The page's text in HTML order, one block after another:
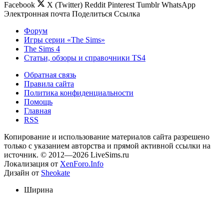
Facebook
X (Twitter) Reddit Pinterest Tumblr WhatsApp
Электронная почта Поделиться Ссылка
Форум
Игры серии «The Sims»
The Sims 4
Статьи, обзоры и справочники TS4
Обратная связь
Правила сайта
Политика конфиденциальности
Помощь
Главная
RSS
Копирование и использование материалов сайта разрешено
только с указанием авторства и прямой активной ссылки на
источник. © 2012—2026 LiveSims.ru
Локализация от XenForo.Info
Дизайн от Sheokate
Ширина